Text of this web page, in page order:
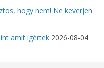
hogy nem! Ne keverjen
amit ígértek 2026-08-04